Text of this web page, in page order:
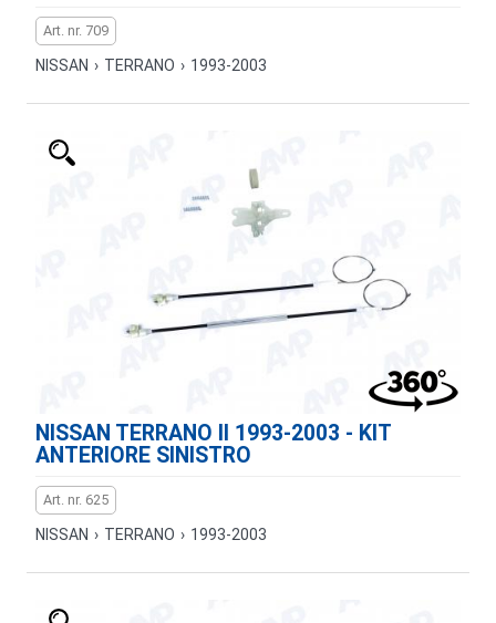
Art. nr. 709
NISSAN › TERRANO › 1993-2003
NISSAN TERRANO II 1993-2003 - KIT
ANTERIORE SINISTRO
Art. nr. 625
NISSAN › TERRANO › 1993-2003